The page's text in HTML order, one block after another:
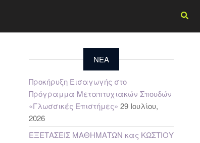
NEA
Προκήρυξη Εισαγωγής στο
Πρόγραμμα Μεταπτυχιακών Σπουδών
«Γλωσσικές Επιστήμες» 29 Ιουλίου,
2026
ΕΞΕΤΑΣΕΙΣ ΜΑΘΗΜΑΤΩΝ κας ΚΩΣΤΙΟΥ